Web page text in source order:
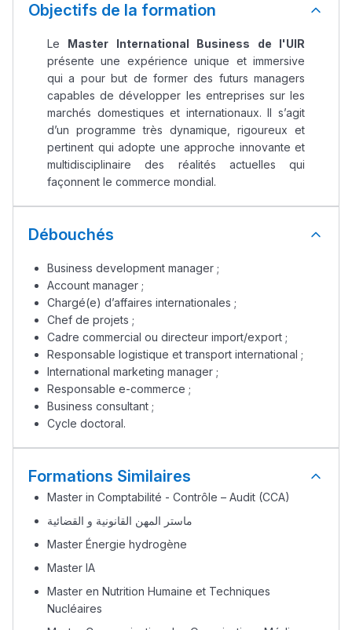
Objectifs de la formation
Le Master International Business de l'UIR
présente une expérience unique et immersive
qui a pour but de former des futurs managers
capables de développer les entreprises sur les
marchés domestiques et internationaux. Il s’agit
d’un programme très dynamique, rigoureux et
pertinent qui adopte une approche innovante et
multidisciplinaire des réalités actuelles qui
façonnent le commerce mondial.
Débouchés
Business development manager ;
Account manager ;
Chargé(e) d’affaires internationales ;
Chef de projets ;
Cadre commercial ou directeur import/export ;
Responsable logistique et transport international ;
International marketing manager ;
Responsable e-commerce ;
Business consultant ;
Cycle doctoral.
Formations Similaires
Master in Comptabilité - Contrôle – Audit (CCA)
ماستر المهن القانونية و القضائية
Master Énergie hydrogène
Master IA
Master en Nutrition Humaine et Techniques
Nucléaires